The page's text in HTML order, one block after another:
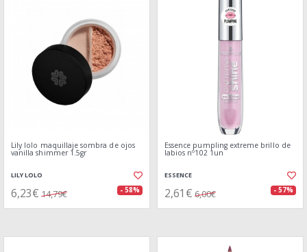
Lily lolo maquillaje sombra de ojos
vanilla shimmer 1.5gr
LILY LOLO
6,23€ 14,79€ - 58%
Essence pumpling extreme brillo de
labios nº102 1un
ESSENCE
2,61€ 6,00€ - 57%